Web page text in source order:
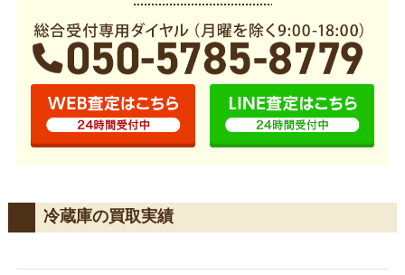
冷蔵庫の買取実績